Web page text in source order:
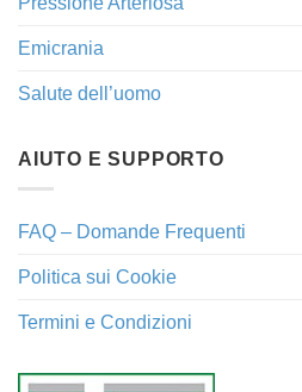
Emicrania
Salute dell’uomo
AIUTO E SUPPORTO
FAQ – Domande Frequenti
Politica sui Cookie
Termini e Condizioni